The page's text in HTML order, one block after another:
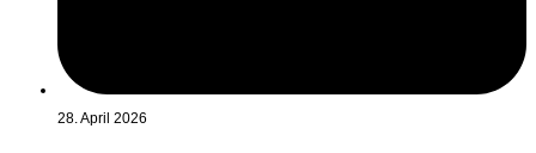
28. April 2026